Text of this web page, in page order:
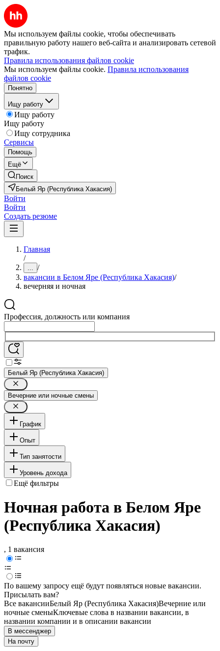
Мы используем файлы cookie, чтобы обеспечивать
правильную работу нашего веб-сайта и анализировать сетевой
трафик.
Правила использования файлов cookie
Мы используем файлы cookie. Правила использования
файлов cookie
Понятно
Ищу работу
Ищу работу
Ищу работу
Ищу сотрудника
Сервисы
Помощь
Ещё
Поиск
Белый Яр (Республика Хакасия)
Войти
Войти
Создать резюме
Главная
/
... /
вакансии в Белом Яре (Республика Хакасия)/
вечерняя и ночная
Профессия, должность или компания
Белый Яр (Республика Хакасия)
Вечерние или ночные смены
График
Опыт
Тип занятости
Уровень дохода
Ещё фильтры
Ночная работа в Белом Яре
(Республика Хакасия)
, 1 вакансия
По вашему запросу ещё будут появляться новые вакансии.
Присылать вам?
Все вакансииБелый Яр (Республика Хакасия)Вечерние или
ночные сменыКлючевые слова в названии вакансии, в
названии компании и в описании вакансии
В мессенджер
На почту